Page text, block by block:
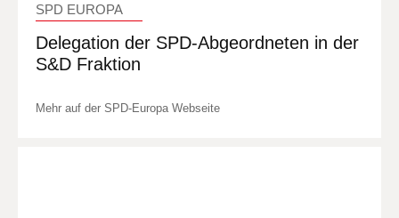
SPD EUROPA
Delegation der SPD-Abgeordneten in der
S&D Fraktion
Mehr auf der SPD-Europa Webseite